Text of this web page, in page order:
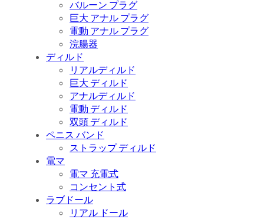
バルーン プラグ
巨大 アナル プラグ
電動 アナル プラグ
浣腸器
ディルド
リアルディルド
巨大 ディルド
アナルディルド
電動 ディルド
双頭 ディルド
ペニス バンド
ストラップ ディルド
電マ
電マ 充電式
コンセント式
ラブドール
リアル ドール